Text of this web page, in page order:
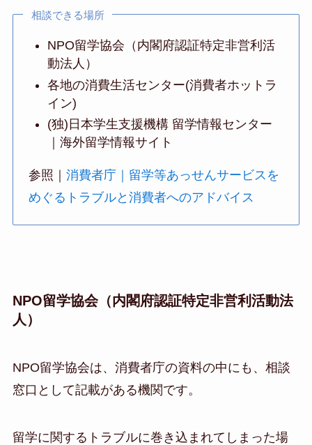
相談できる場所
NPO留学協会（内閣府認証特定非営利活
動法人）
各地の消費生活センター(消費者ホットラ
イン)
(独)日本学生支援機構 留学情報センター
｜海外留学情報サイト
参照｜消費者庁｜留学等あっせんサービスを
めぐるトラブルと消費者へのアドバイス
NPO留学協会（内閣府認証特定非営利活動法
人）
NPO留学協会は、消費者庁の資料の中にも、相談
窓口として記載がある機関です。
留学に関するトラブルに巻き込まれてしまった場